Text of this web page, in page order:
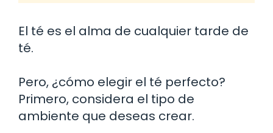
El té es el alma de cualquier tarde de
té.
Pero, ¿cómo elegir el té perfecto?
Primero, considera el tipo de
ambiente que deseas crear.